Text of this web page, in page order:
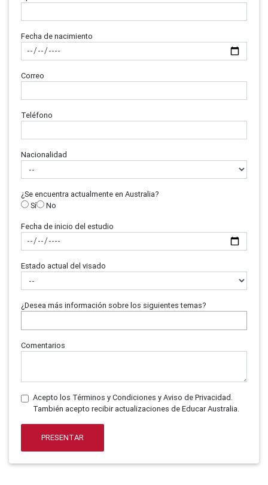
Fecha de nacimiento
Correo
Teléfono
Nacionalidad
¿Se encuentra actualmente en Australia?
Sí
No
Fecha de inicio del estudio
Estado actual del visado
¿Desea más información sobre los siguientes temas?
Comentarios
Acepto los Términos y Condiciones y Aviso de Privacidad.
También acepto recibir actualizaciones de Educar Australia.
PRESENTAR